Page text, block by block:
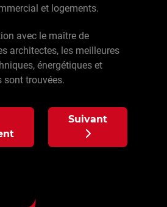
et logements.
avec le maître de
architectes, les meilleures
énergétiques et
sont trouvées.
précédent : Service :
Article suivant :
Suivant